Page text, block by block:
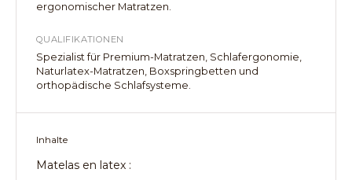
ergonomischer Matratzen.
QUALIFIKATIONEN
Spezialist für Premium-Matratzen, Schlafergonomie,
Naturlatex-Matratzen, Boxspringbetten und
orthopädische Schlafsysteme.
Inhalte
Matelas en latex :